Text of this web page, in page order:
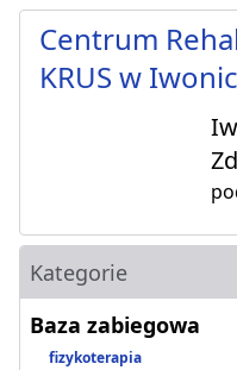
Centrum
KRUS w
Kategorie
Baza zabiegowa
fizykoterapia